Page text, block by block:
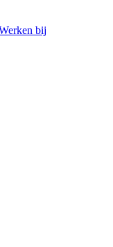
bij